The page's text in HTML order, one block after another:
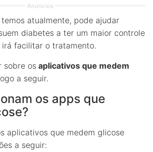
Anúncios
atualmente, pode ajudar
diabetes a ter um maior controle
facilitar o tratamento.
sobre os aplicativos que medem
a seguir.
os apps que
aplicativos que medem glicose
a seguir: